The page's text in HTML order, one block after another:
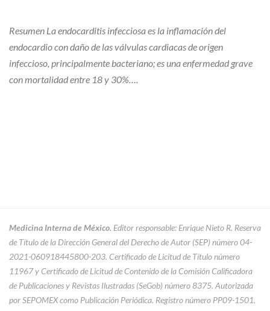
Resumen La endocarditis infecciosa es la inflamación del
endocardio con daño de las válvulas cardiacas de origen
infeccioso, principalmente bacteriano; es una enfermedad grave
con mortalidad entre 18 y 30%….
Medicina Interna de México. Editor responsable: Enrique Nieto R. Reserva
de Título de la Dirección General del Derecho de Autor (SEP) número 04-
2021-060918445800-203. Certificado de Licitud de Título número
11967 y Certificado de Licitud de Contenido de la Comisión Calificadora
de Publicaciones y Revistas Ilustradas (SeGob) número 8375. Autorizada
por SEPOMEX como Publicación Periódica. Registro número PP09-1501.